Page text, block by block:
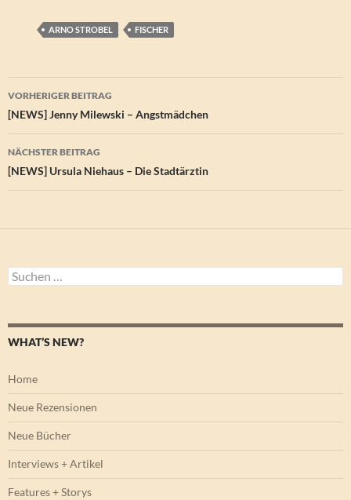
ARNO STROBEL FISCHER
Beitragsnavigation
VORHERIGER BEITRAG
[NEWS] Jenny Milewski – Angstmädchen
NÄCHSTER BEITRAG
[NEWS] Ursula Niehaus – Die Stadtärztin
Suchen
nach:
WHAT’S NEW?
Home
Neue Rezensionen
Neue Bücher
Interviews + Artikel
Features + Storys